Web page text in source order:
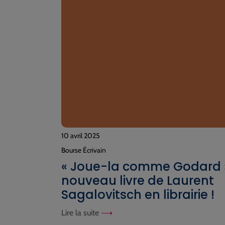
10 avril 2025
Bourse Écrivain
« Joue-la comme Godard
nouveau livre de Laurent
Sagalovitsch en librairie !
Lire la suite